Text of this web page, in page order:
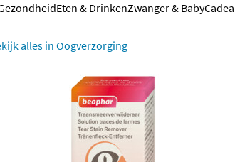
Eten & DrinkenZwanger & Baby
Oogverzorging